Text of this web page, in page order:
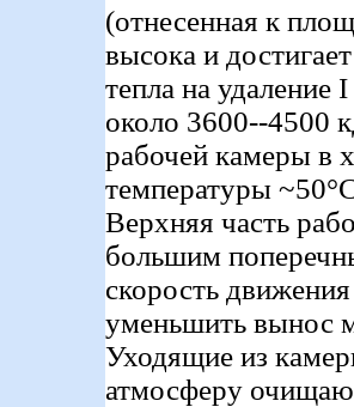
(отнесенная к
высока и
тепла на удаление
около 3600--4500
рабочей камеры в
температуры
Верхняя часть
большим
скорость
уменьшить вынос
Уходящие из
атмосферу